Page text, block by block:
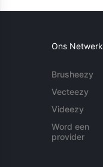
Ons Netwerk
Brusheezy
Vecteezy
Videezy
Word een
provider